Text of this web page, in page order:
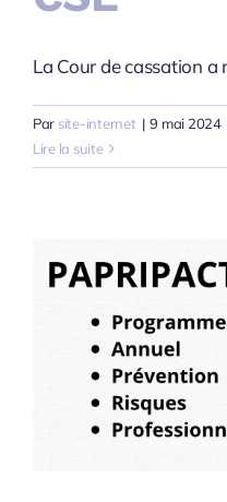
La Cour de cassation a
Par site-internet | 9 mai 2024
Lire la suite